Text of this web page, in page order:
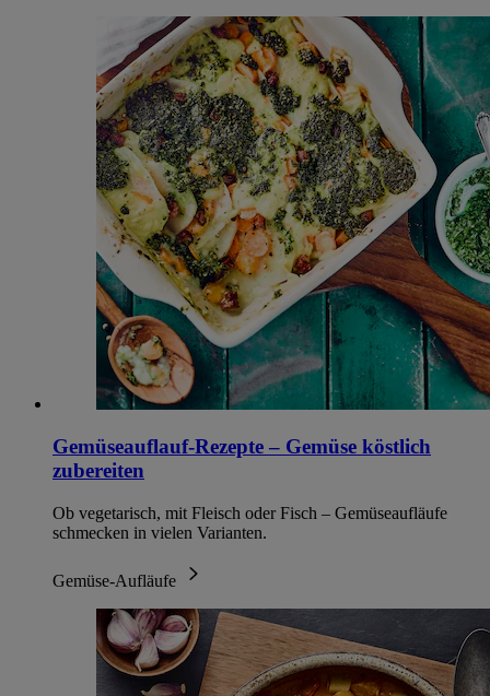
Gemüseauflauf-Rezepte – Gemüse köstlich
zubereiten
Ob vegetarisch, mit Fleisch oder Fisch – Gemüseaufläufe
schmecken in vielen Varianten.
Gemüse-Aufläufe